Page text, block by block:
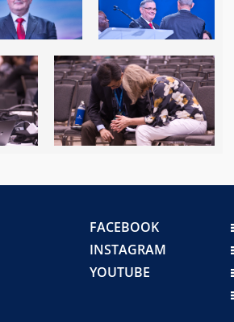
FACEBOOK
INSTAGRAM
YOUTUBE